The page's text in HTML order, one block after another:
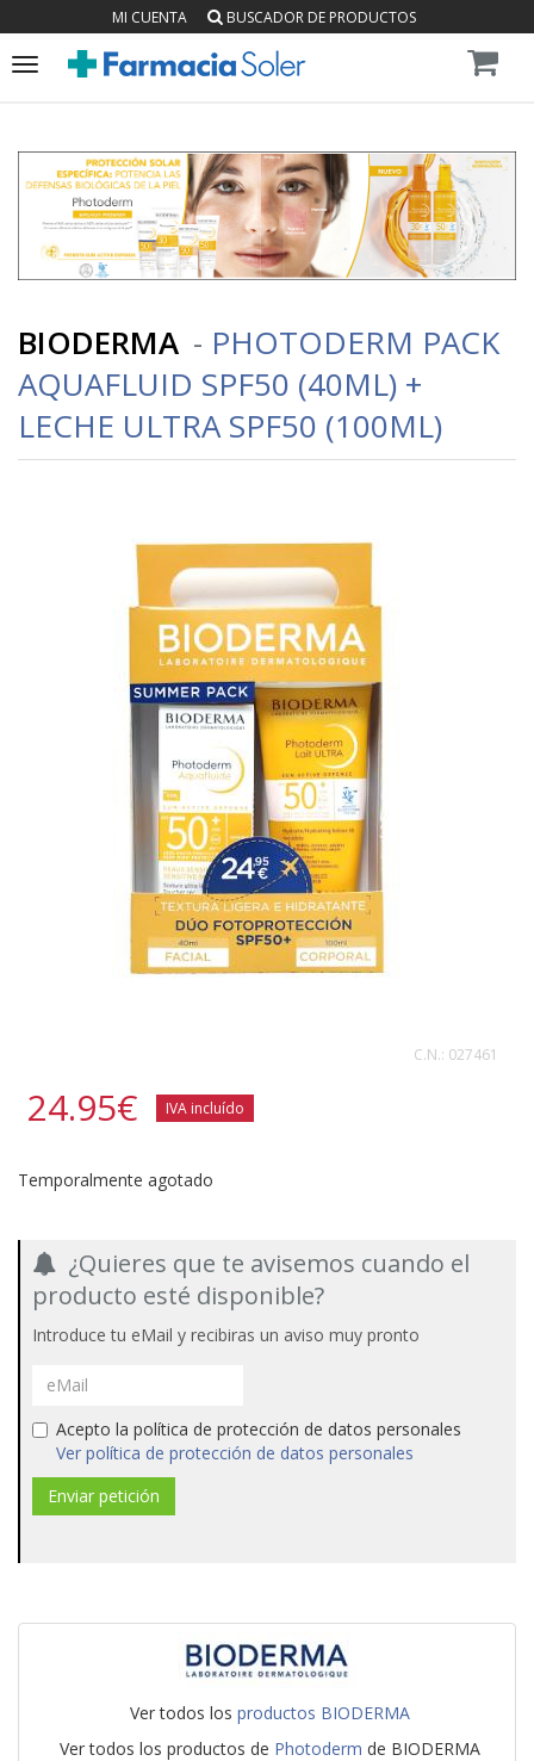
MI CUENTA BUSCADOR DE PRODUCTOS
Toggle
BIODERMA - PHOTODERM PACK
AQUAFLUID SPF50 (40ML) +
LECHE ULTRA SPF50 (100ML)
C.N.: 027461
24.95€ IVA incluído
Temporalmente agotado
¿Quieres que te avisemos cuando el
producto esté disponible?
Introduce tu eMail y recibiras un aviso muy pronto
Acepto la política de protección de datos personales
Ver política de protección de datos personales
Ver todos los productos BIODERMA
Ver todos los productos de Photoderm de BIODERMA